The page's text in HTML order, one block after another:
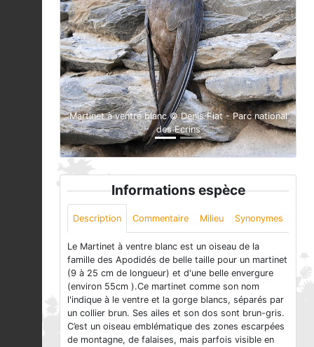
Martinet à ventre blanc © Denis Fiat - Parc national
des Ecrins
Previous Next
Informations espèce
Description Commentaire Milieu Synonymes
Le Martinet à ventre blanc est un oiseau de la
famille des Apodidés de belle taille pour un martinet
(9 à 25 cm de longueur) et d'une belle envergure
(environ 55cm ).Ce martinet comme son nom
l'indique à le ventre et la gorge blancs, séparés par
un collier brun. Ses ailes et son dos sont brun-gris.
C’est un oiseau emblématique des zones escarpées
de montagne, de falaises, mais parfois visible en